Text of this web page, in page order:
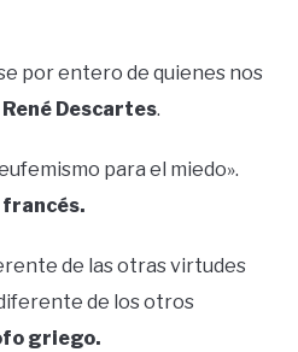
por entero de quienes nos
René Descartes.
para el miedo».
francés.
de las otras virtudes
de los otros
griego.